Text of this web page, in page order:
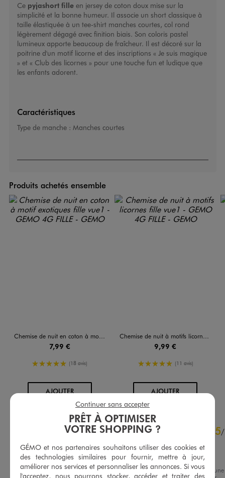
Ce pyjashort filleen jersey de coton doux mise sur la
simplicité et la bonne humeur. Il associe un short classique à
taille élastiquée à un tee-shirt manches courtes, col rond
légèrement dégagé avec finition biais. Son coloris pastel
lumineux apporte beaucoup de fraîcheur. Il est décoré sur la
poitrine d'un motif licorne et des inscriptions « Je suis magique
» et « Club des licornes » pour une touche fun et ludique que
les enfants adorent.
Caractéristiques
Type de manche : Manches courtes
Produits achetés ensemble
Chemise de nuit en coton à motif exotiques fille
7,99 €
5/5 de moyenne
(18 avis)
AJOUTERAU PANIER
Chemise de nuit à motifs licornes fille
9,99 €
5/5 de moyenne
(11 avis)
AJOUTERAU PANIER
4.6/5 5/
Ras
Avis du31/07/2026 , suite à une
PRÊT À OPTIMISER
VOTRE SHOPPING ?
GÉMO et nos partenaires souhaitons utiliser des cookies et
des technologies similaires pour fournir, mettre à jour,
améliorer nos services et personnaliser les annonces. Si vous
l'acceptez, nous pourrons stocker, accéder et traiter des
Continuer sans accepter